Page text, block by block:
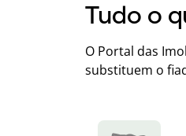
Tudo o
O Portal das
substituem o